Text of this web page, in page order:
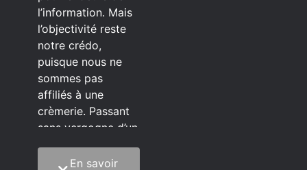
l’information. Mais
l’objectivité reste
notre crédo,
puisque nous ne
sommes pas
affiliés à une
crèmerie. Passant
sans vergogne d’un
En savoir